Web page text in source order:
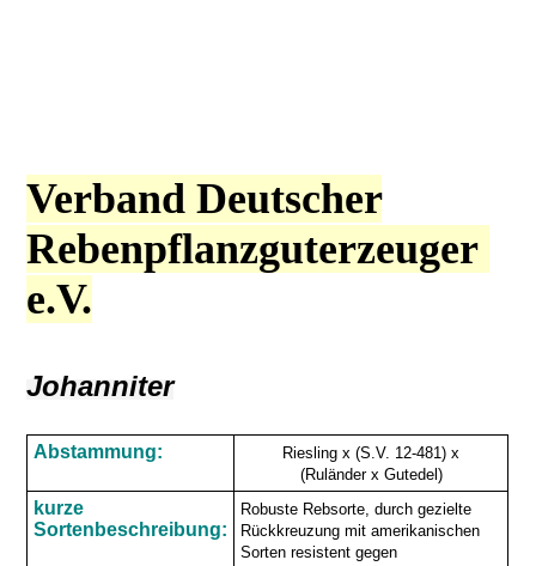
Verband Deutscher
Rebenpflanzguterzeuger
e.V.
Johanniter
Abstammung:
Riesling x (S.V. 12-481) x
(Ruländer x Gutedel)
kurze
Sortenbeschreibung:
Robuste Rebsorte, durch gezielte
Rückkreuzung mit amerikanischen
Sorten resistent gegen